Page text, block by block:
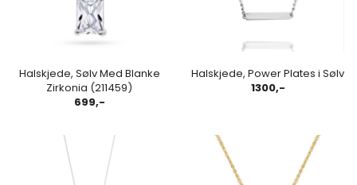
Halskjede, Sølv Med Blanke
Zirkonia (211459)
699,-
Halskjede, Power Plates i Sølv
1300,-